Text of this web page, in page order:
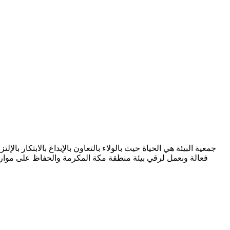
جمعية البيئة هي الحياة حيث بالولاء بالتعاون بالإبداع
فعالة ونعمل لرقي بيئة منطقة مكة المكرمة والحفاظ على